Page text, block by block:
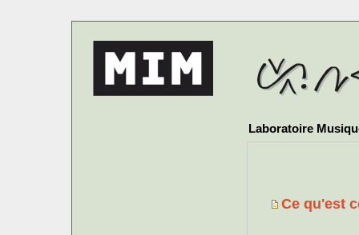
Laboratoire
Ce qu'est